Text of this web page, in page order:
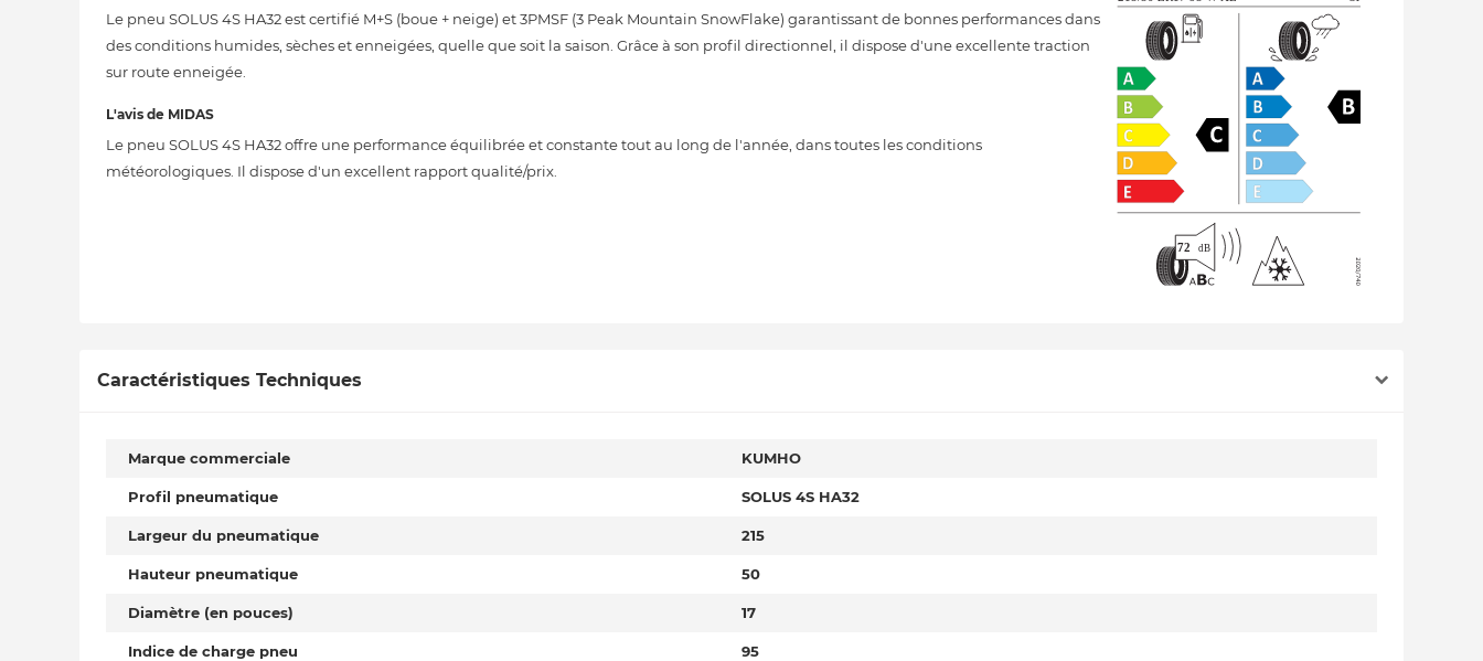
Le pneu SOLUS 4S HA32 est certifié M+S (boue + neige) et 3PMSF (3 Peak Mountain SnowFlake) garantissant de bonnes performances dans
des conditions humides, sèches et enneigées, quelle que soit la saison. Grâce à son profil directionnel, il dispose d'une excellente traction
sur route enneigée.
L'avis de MIDAS
Le pneu SOLUS 4S HA32 offre une performance équilibrée et constante tout au long de l'année, dans toutes les conditions
météorologiques. Il dispose d'un excellent rapport qualité/prix.
Caractéristiques Techniques
Marque commerciale KUMHO
Profil pneumatique SOLUS 4S HA32
Largeur du pneumatique 215
Hauteur pneumatique 50
Diamètre (en pouces) 17
Indice de charge pneu 95